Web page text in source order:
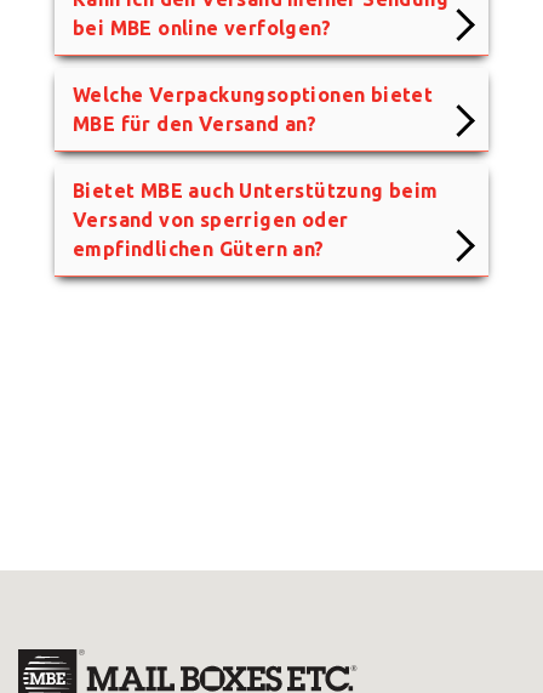
bei MBE online verfolgen?
Welche Verpackungsoptionen bietet
MBE für den Versand an?
Bietet MBE auch Unterstützung beim
Versand von sperrigen oder
empfindlichen Gütern an?